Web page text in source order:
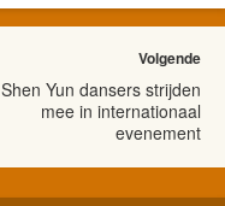
Volgende
Shen Yun dansers strijden
mee in internationaal
evenement